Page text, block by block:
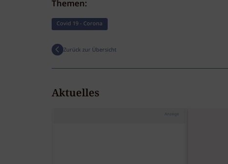
Themen:
Covid 19 - Corona
Zurück zur Übersicht
Aktuelles
Anzeige